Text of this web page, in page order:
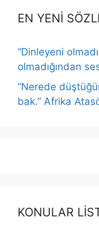
EN YENİ
“Dinleyeni
olmadığından
“Nerede
bak.” Afrika
KONULAR